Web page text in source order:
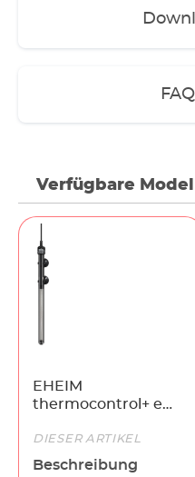
Beispiel: Der Filter-
hochgefahren und die
ausgeschaltet.
heruntergekühlt –
eintauchbar. Für eine
Markierung
Für die Sicherheit ihres
thermocontrol+ e ab
gewünschten
abgeschaltet werden.
FAQ
Verfügbare
EHEIM
thermocontrol+ e
DIESER ARTIKEL
Beschreibung